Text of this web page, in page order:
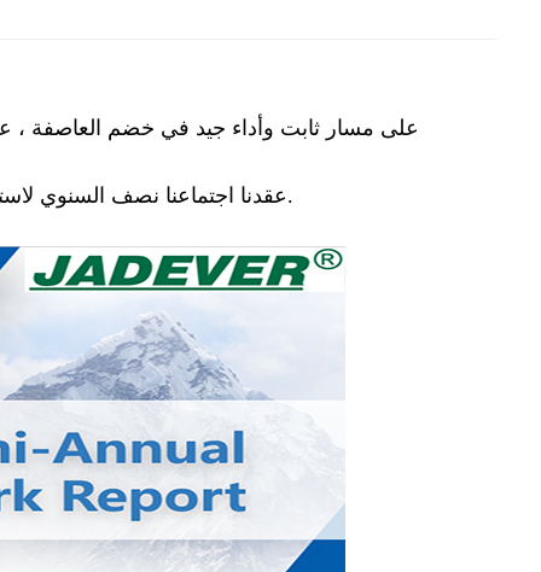
عقدنا اجتماعنا نصف السنوي لاستخلاص المعلومات في أواخر تموز (يوليو) 2022. وعقد هذا الاجتماع بنجاح.